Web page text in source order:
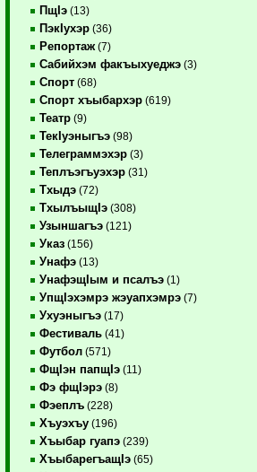
ПщIэ (13)
ПэкIухэр (36)
Репортаж (7)
Сабийхэм факъыхуеджэ (3)
Спорт (68)
Спорт хъыбархэр (619)
Театр (9)
ТекIуэныгъэ (98)
Телеграммэхэр (3)
Теплъэгъуэхэр (31)
Тхыдэ (72)
ТхылъыщIэ (308)
Узыншагъэ (121)
Указ (156)
Унафэ (13)
УнафэщIым и псалъэ (1)
УпщIэхэмрэ жэуапхэмрэ (7)
Ухуэныгъэ (17)
Фестиваль (41)
Футбол (571)
ФщIэн папщIэ (11)
Фэ фщIэрэ (8)
Фэеплъ (228)
Хъуэхъу (196)
Хъыбар гуапэ (239)
ХъыбарегъащIэ (65)